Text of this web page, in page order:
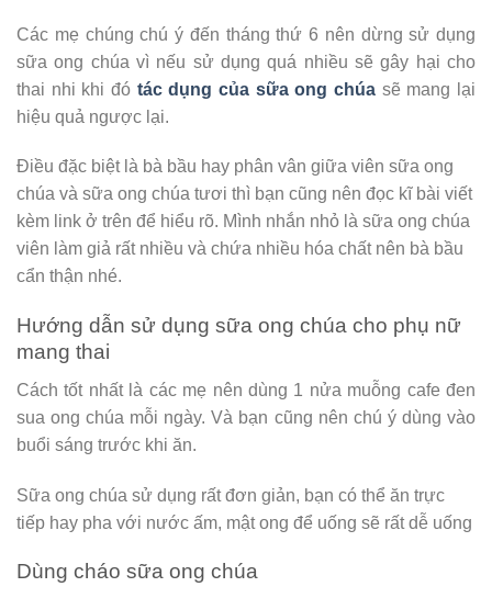
Các mẹ chúng chú ý đến tháng thứ 6 nên dừng sử dụng
sữa ong chúa vì nếu sử dụng quá nhiều sẽ gây hại cho
thai nhi khi đó tác dụng của sữa ong chúa sẽ mang lại
hiệu quả ngược lại.
Điều đặc biệt là bà bầu hay phân vân giữa viên sữa ong
chúa và sữa ong chúa tươi thì bạn cũng nên đọc kĩ bài viết
kèm link ở trên để hiểu rõ. Mình nhắn nhỏ là sữa ong chúa
viên làm giả rất nhiều và chứa nhiều hóa chất nên bà bầu
cẩn thận nhé.
Hướng dẫn sử dụng sữa ong chúa cho phụ nữ
mang thai
Cách tốt nhất là các mẹ nên dùng 1 nửa muỗng cafe đen
sua ong chúa mỗi ngày. Và bạn cũng nên chú ý dùng vào
buổi sáng trước khi ăn.
Sữa ong chúa sử dụng rất đơn giản, bạn có thể ăn trực
tiếp hay pha với nước ấm, mật ong để uống sẽ rất dễ uống
Dùng cháo sữa ong chúa